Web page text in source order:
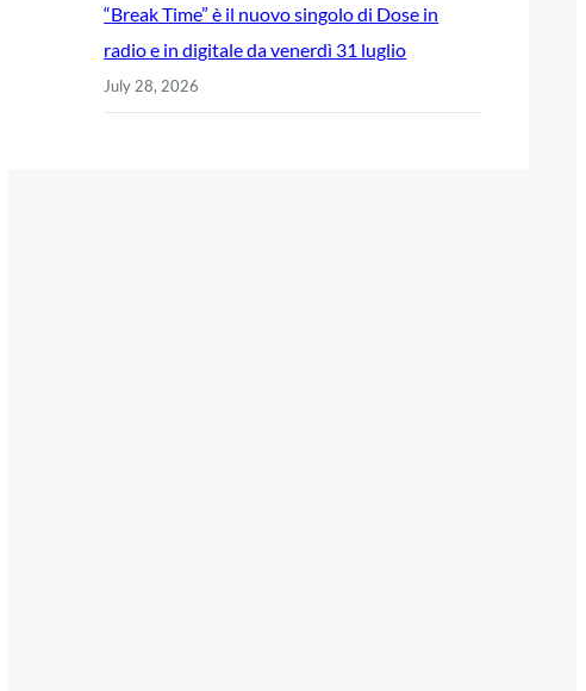
“Break Time” è il nuovo singolo di Dose in
radio e in digitale da venerdì 31 luglio
July 28, 2026